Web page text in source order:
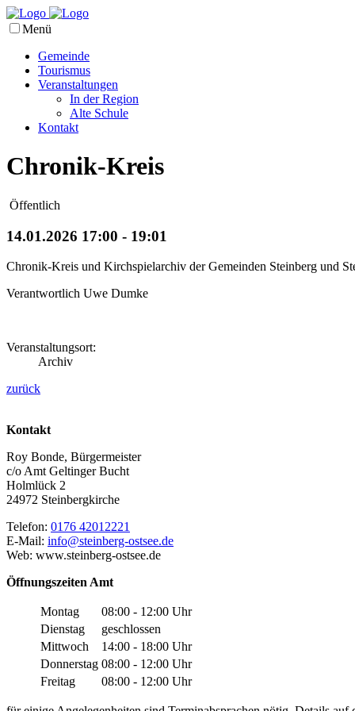
Menü
Gemeinde
Tourismus
Veranstaltungen
In der Region
Alte Schule
Kontakt
Chronik-Kreis
Öffentlich
14.01.2026 17:00 - 19:01
Chronik-Kreis und Kirchspielarchiv der Gemeinden Steinberg und
Verantwortlich Uwe Dumke
Veranstaltungsort:
Archiv
zurück
Kontakt
Roy Bonde, Bürgermeister
c/o Amt Geltinger Bucht
Holmlück 2
24972 Steinbergkirche
Telefon: 0176 42012221
E-Mail: info@steinberg-ostsee.de
Web: www.steinberg-ostsee.de
Öffnungszeiten Amt
Montag
08:00 - 12:00 Uhr
Dienstag
geschlossen
Mittwoch
14:00 - 18:00 Uhr
Donnerstag 08:00 - 12:00 Uhr
Freitag
08:00 - 12:00 Uhr